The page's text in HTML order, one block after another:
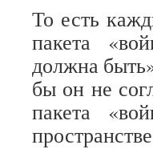
То есть
пакета
должна
бы он не
пакета